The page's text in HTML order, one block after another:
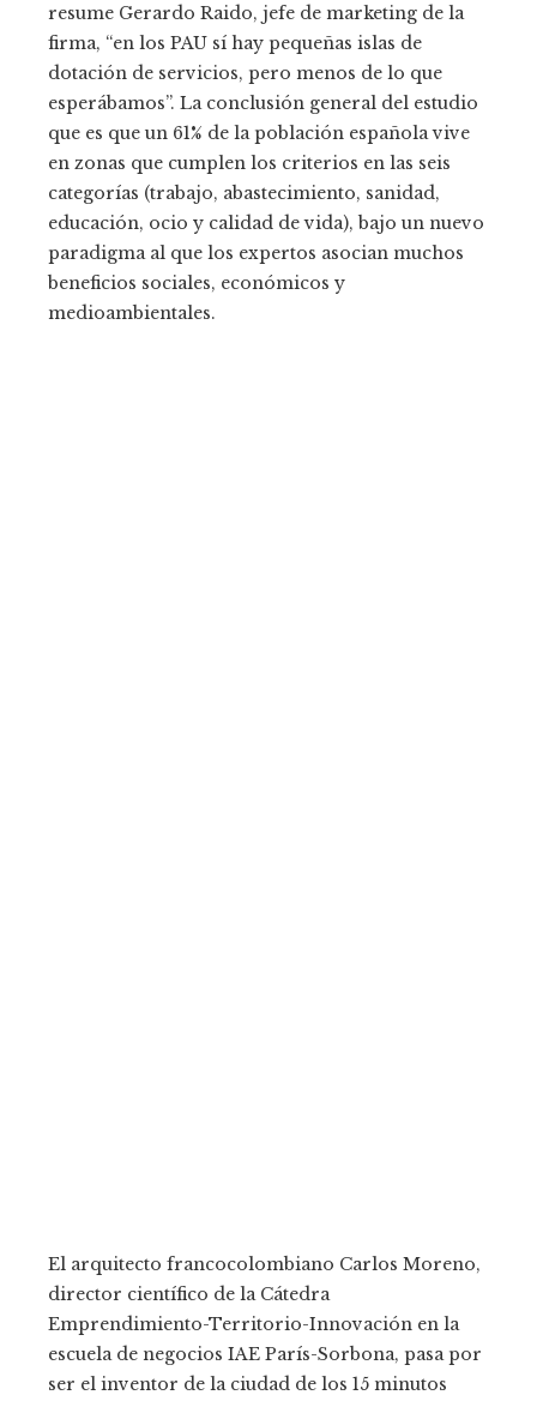
resume Gerardo Raido, jefe de marketing de la
firma, “en los PAU sí hay pequeñas islas de
dotación de servicios, pero menos de lo que
esperábamos”. La conclusión general del estudio
que es que un 61% de la población española vive
en zonas que cumplen los criterios en las seis
categorías (trabajo, abastecimiento, sanidad,
educación, ocio y calidad de vida), bajo un nuevo
paradigma al que los expertos asocian muchos
beneficios sociales, económicos y
medioambientales.
El arquitecto francocolombiano Carlos Moreno,
director científico de la Cátedra
Emprendimiento-Territorio-Innovación en la
escuela de negocios IAE París-Sorbona, pasa por
ser el inventor de la ciudad de los 15 minutos